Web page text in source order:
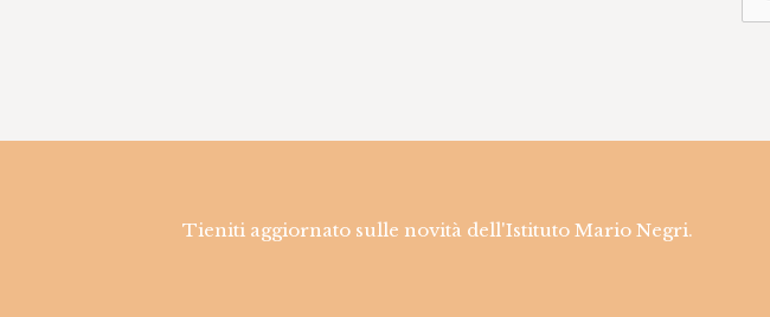
Tieniti aggiornato sulle novità dell'Istituto Mario Negri.